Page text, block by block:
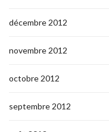
décembre 2012
novembre 2012
octobre 2012
septembre 2012